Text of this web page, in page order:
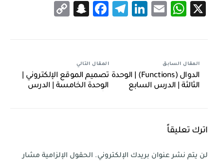
X
WhatsApp
Email
LinkedIn
Telegram
Facebook
Snapchat
المقال السابق
الدوال (Functions) | الوحدة
الثالثة | الدرس السابع
المقال التالي
تصميم الموقع الإلكتروني |
الوحدة الخامسة | الدرس
اترك تعليقاً
لن يتم نشر عنوان بريدك الإلكتروني. الحقول الإلزامية مشار